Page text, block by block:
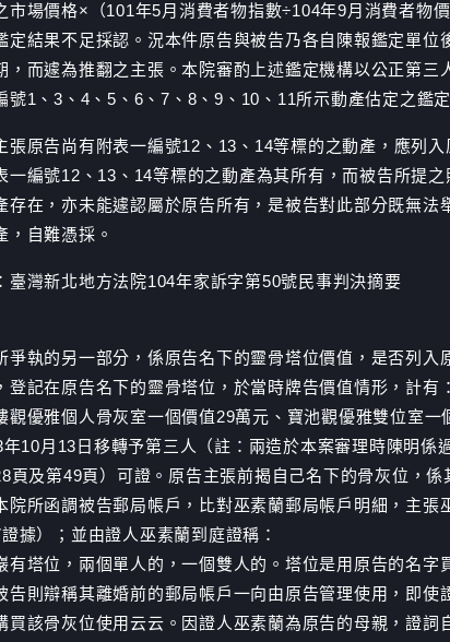
市場價格×（101年5月消費者物指數÷104年9月消費者物
定結果不足採認。況本件原告與被告乃各自陳報鑑定單
，而遽為推翻之主張。本院審酌上述鑑定機構以公正第
號1、3、4、5、6、7、8、9、10、11所示動產估定之鑑
張原告尚有附表一編號12、13、14等標的之動產，應列
一編號12、13、14等標的之動產為其所有，而被告所提
存在，亦未能遽認屬於原告所有，是被告對此部分既無
，自難憑採。
臺灣新北地方法院104年家訴字第50號民事判決摘要
爭執的另一部分，係原告名下的靈骨塔位價值，是否列
登記在原告名下的靈骨塔位，於當時牌告價值情形，計
觀優雅個人骨灰室一個價值29萬元、寶池觀優雅雙位室
10月13日移轉予第三人（註：兩造於本案審理時陳明
頁及第49頁）可證。原告主張前揭自己名下的骨灰位，
院所函調被告郵局帳戶，比對巫素蘭郵局帳戶明細，主
證據）；並由證人巫素蘭到庭證稱：
有塔位，兩個單人的，一個雙人的。塔位是用原告的名
告則辯稱其離婚前的郵局帳戶一向由原告管理使用，即
買該骨灰位使用云云。因證人巫素蘭為原告的母親，證